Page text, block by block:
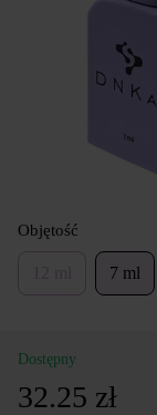
Objętość
7 ml
Dostępny
32.25 zł